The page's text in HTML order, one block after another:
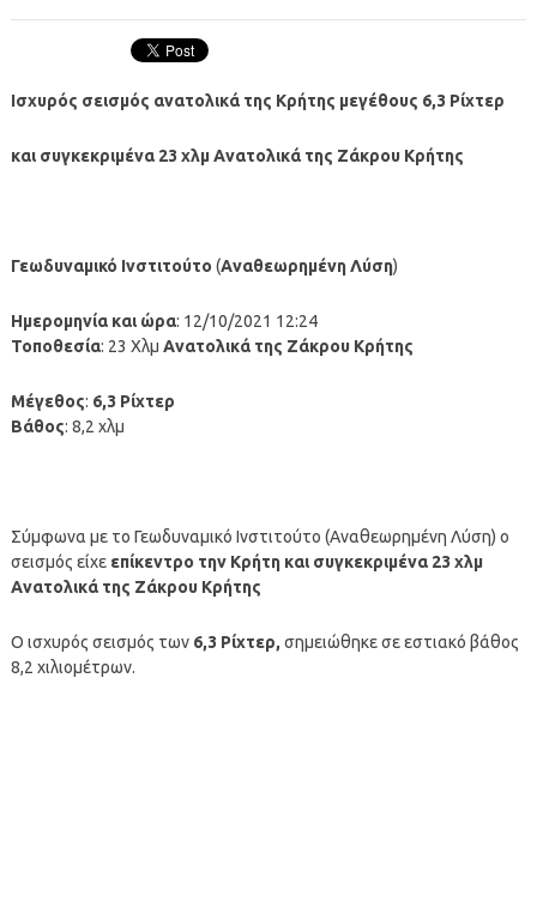
Ισχυρός σεισμός ανατολικά της Κρήτης μεγέθους 6,3 Ρίχτερ
και συγκεκριμένα 23 χλμ Ανατολικά της Ζάκρου Κρήτης
Γεωδυναμικό Ινστιτούτο (Αναθεωρημένη Λύση)
Ημερομηνία και ώρα: 12/10/2021 12:24
Τοποθεσία: 23 Χλμ Ανατολικά της Ζάκρου Κρήτης
Μέγεθος: 6,3 Ρίχτερ
Βάθος: 8,2 χλμ
Σύμφωνα με το Γεωδυναμικό Ινστιτούτο (Αναθεωρημένη Λύση) ο
σεισμός είχε επίκεντρο την Κρήτη και συγκεκριμένα 23 χλμ
Ανατολικά της Ζάκρου Κρήτης
Ο ισχυρός σεισμός των 6,3 Ρίχτερ, σημειώθηκε σε εστιακό βάθος
8,2 χιλιομέτρων.